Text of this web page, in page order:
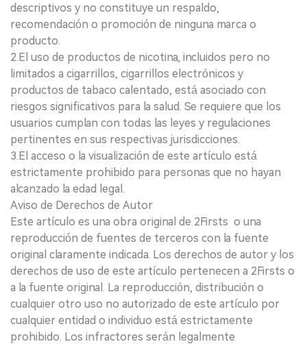
descriptivos y no constituye un respaldo,
recomendación o promoción de ninguna marca o
producto.
2.El uso de productos de nicotina, incluidos pero no
limitados a cigarrillos, cigarrillos electrónicos y
productos de tabaco calentado, está asociado con
riesgos significativos para la salud. Se requiere que los
usuarios cumplan con todas las leyes y regulaciones
pertinentes en sus respectivas jurisdicciones.
3.El acceso o la visualización de este artículo está
estrictamente prohibido para personas que no hayan
alcanzado la edad legal.
Aviso de Derechos de Autor
Este artículo es una obra original de 2Firsts o una
reproducción de fuentes de terceros con la fuente
original claramente indicada. Los derechos de autor y los
derechos de uso de este artículo pertenecen a 2Firsts o
a la fuente original. La reproducción, distribución o
cualquier otro uso no autorizado de este artículo por
cualquier entidad o individuo está estrictamente
prohibido. Los infractores serán legalmente